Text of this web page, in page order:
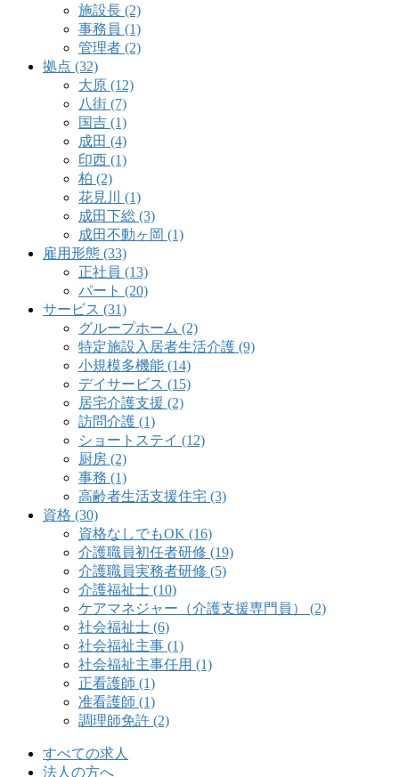
施設長 (2)
事務員 (1)
管理者 (2)
拠点 (32)
大原 (12)
八街 (7)
国吉 (1)
成田 (4)
印西 (1)
柏 (2)
花見川 (1)
成田下総 (3)
成田不動ヶ岡 (1)
雇用形態 (33)
正社員 (13)
パート (20)
サービス (31)
グループホーム (2)
特定施設入居者生活介護 (9)
小規模多機能 (14)
デイサービス (15)
居宅介護支援 (2)
訪問介護 (1)
ショートステイ (12)
厨房 (2)
事務 (1)
高齢者生活支援住宅 (3)
資格 (30)
資格なしでもOK (16)
介護職員初任者研修 (19)
介護職員実務者研修 (5)
介護福祉士 (10)
ケアマネジャー（介護支援専門員） (2)
社会福祉士 (6)
社会福祉主事 (1)
社会福祉主事任用 (1)
正看護師 (1)
准看護師 (1)
調理師免許 (2)
すべての求人
法人の方へ